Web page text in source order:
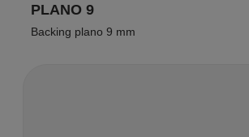
PLANO 9
Backing plano 9 mm